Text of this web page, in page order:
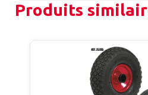
Produits